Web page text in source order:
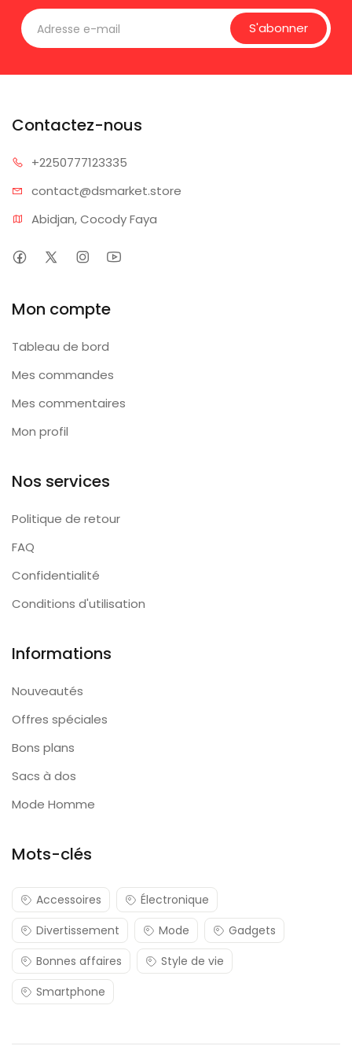
S'abonner
Contactez-nous
+2250777123335
contact@dsmarket.store
Abidjan, Cocody Faya
Mon compte
Tableau de bord
Mes commandes
Mes commentaires
Mon profil
Nos services
Politique de retour
FAQ
Confidentialité
Conditions d'utilisation
Informations
Nouveautés
Offres spéciales
Bons plans
Sacs à dos
Mode Homme
Mots-clés
Accessoires
Électronique
Divertissement
Mode
Gadgets
Bonnes affaires
Style de vie
Smartphone